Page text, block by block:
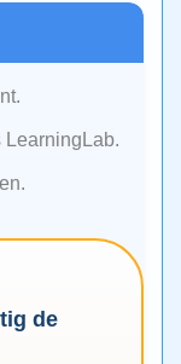
LearningLab.
de